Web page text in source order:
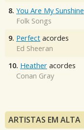
8. You Are My Sunshine
Folk Songs
9. Perfect acordes
Ed Sheeran
10. Heather acordes
Conan Gray
ARTISTAS EM ALTA